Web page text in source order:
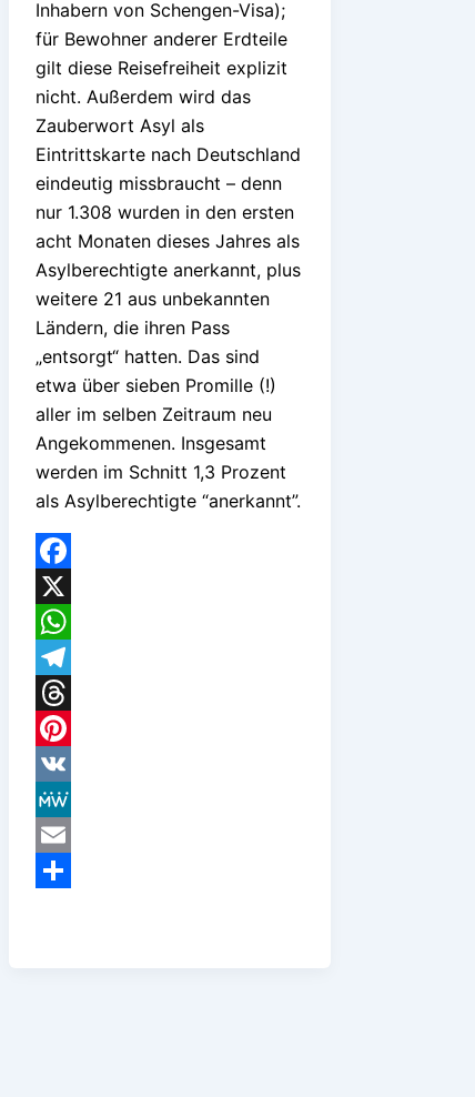
Inhabern von Schengen-Visa);
für Bewohner anderer Erdteile
gilt diese Reisefreiheit explizit
nicht. Außerdem wird das
Zauberwort Asyl als
Eintrittskarte nach Deutschland
eindeutig missbraucht – denn
nur 1.308 wurden in den ersten
acht Monaten dieses Jahres als
Asylberechtigte anerkannt, plus
weitere 21 aus unbekannten
Ländern, die ihren Pass
„entsorgt“ hatten. Das sind
etwa über sieben Promille (!)
aller im selben Zeitraum neu
Angekommenen. Insgesamt
werden im Schnitt 1,3 Prozent
als Asylberechtigte “anerkannt”.
Facebook
X
WhatsApp
Telegram
Threads
Pinterest
VK
MeWe
Email